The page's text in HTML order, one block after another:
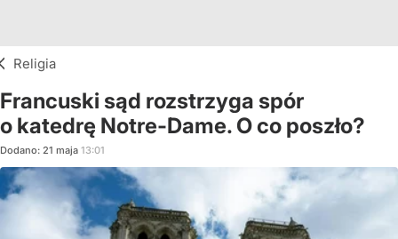
Religia
Francuski sąd rozstrzyga spór
o katedrę Notre-Dame. O co poszło?
Dodano: 21 maja 13:01